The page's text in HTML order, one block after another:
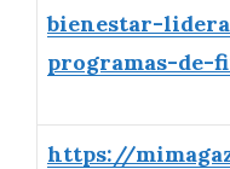
bienestar-
programas-de-
https://